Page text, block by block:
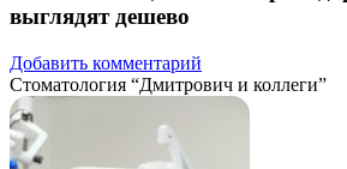
выглядят дешево
Добавить комментарий
Стоматология “Дмитрович и коллеги”